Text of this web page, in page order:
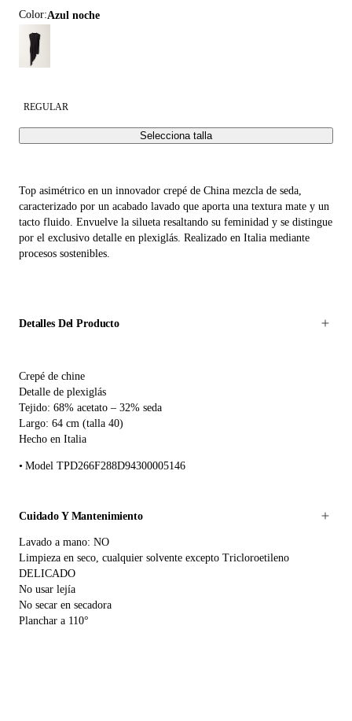
Color: azul noche
REGULAR
Selecciona talla
Top asimétrico en un innovador crepé de China mezcla de seda,
caracterizado por un acabado lavado que aporta una textura mate y un
tacto fluido. Envuelve la silueta resaltando su feminidad y se distingue
por el exclusivo detalle en plexiglás. Realizado en Italia mediante
procesos sostenibles.
Detalles Del Producto
Crepé de chine
Detalle de plexiglás
Tejido: 68% acetato – 32% seda
Largo: 64 cm (talla 40)
Hecho en Italia
Model TPD266F288D94300005146
Cuidado Y Mantenimiento
Lavado a mano: NO
Limpieza en seco, cualquier solvente excepto Tricloroetileno
DELICADO
No usar lejía
No secar en secadora
Planchar a 110°